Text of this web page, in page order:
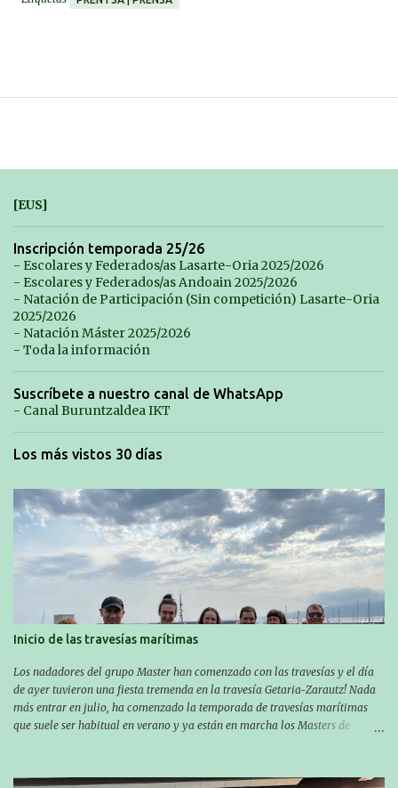
[EUS]
Inscripción temporada 25/26
- Escolares y Federados/as Lasarte-Oria 2025/2026
- Escolares y Federados/as Andoain 2025/2026
- Natación de Participación (Sin competición) Lasarte-Oria
2025/2026
- Natación Máster 2025/2026
- Toda la información
Suscríbete a nuestro canal de WhatsApp
- Canal Buruntzaldea IKT
Los más vistos 30 días
Inicio de las travesías marítimas
Los nadadores del grupo Master han comenzado con las travesías y el día
de ayer tuvieron una fiesta tremenda en la travesía Getaria-Zarautz! Nada
más entrar en julio, ha comenzado la temporada de travesías marítimas
que suele ser habitual en verano y ya están en marcha los Masters de
próxima cita. Para empezar, el 13 de julio, Manu Santos participó en la